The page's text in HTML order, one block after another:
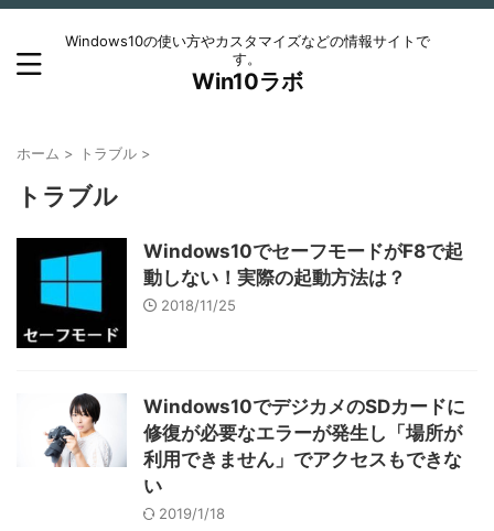
Windows10の使い方やカスタマイズなどの情報サイトで
す。
Win10ラボ
ホーム > トラブル >
トラブル
Windows10でセーフモードがF8で起
動しない！実際の起動方法は？
2018/11/25
Windows10でデジカメのSDカードに
修復が必要なエラーが発生し「場所が
利用できません」でアクセスもできな
い
2019/1/18